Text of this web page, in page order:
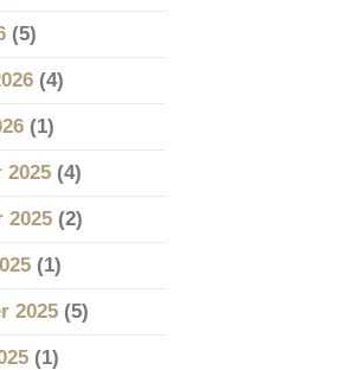
(5)
(4)
(1)
2025(4)
2025(2)
(1)
2025(5)
(1)